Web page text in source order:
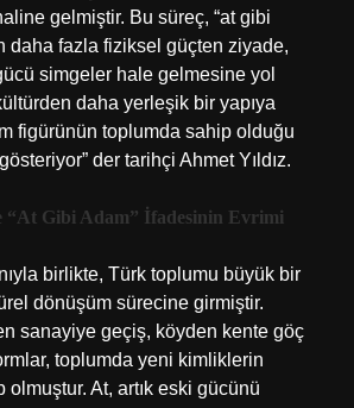
gelmiştir. Bu süreç, “at gibi
daha fazla fiziksel güçten ziyade,
simgeler hale gelmesine yol
kültürden daha yerleşik bir yapıya
figürünün toplumda sahip olduğu
der tarihçi Ahmet Yıldız.
“At Gibi Adam” İfadesinin Evrimi
birlikte, Türk toplumu büyük bir
dönüşüm sürecine girmiştir.
sanayiye geçiş, köyden kente göç
toplumda yeni kimliklerin
olmuştur. At, artık eski gücünü